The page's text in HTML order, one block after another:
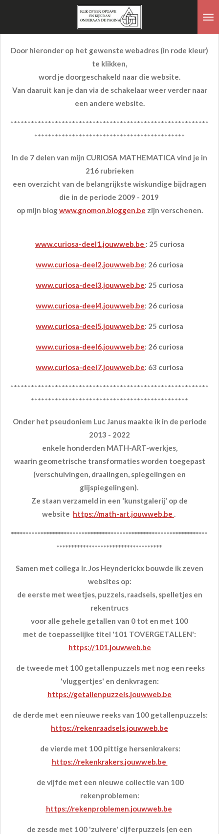
deDoor hieronder op het gewenste webadres (in rode kleur)
te klikken,
word je doorgeschakeld naar die website.
Van daaruit kan je dan via de schakelaar weer verder naar
een andere website.
**********************************************************
********************************************
In de 7 delen van mijn CURIOSA MATHEMATICA vind je in
216 rubrieken
een overzicht van de belangrijkste wiskundige bijdragen
die in de periode 2009 - 2019
op mijn blogwww.gnomon.bloggen.be zijn verschenen.
www.curiosa-deel1.jouwweb.be : 25 curiosa
www.curiosa-deel2.jouwweb.be: 26 curiosa
www.curiosa-deel3.jouwweb.be: 25 curiosa
www.curiosa-deel4.jouwweb.be: 26 curiosa
www.curiosa-deel5.jouwweb.be: 25 curiosa
www.curiosa-deel6.jouwweb.be: 26 curiosa
www.curiosa-deel7.jouwweb.be: 63 curiosa
**********************************************************
**********************************************
Onder het pseudoniem Luc Janus maakte ik in de periode
2013 - 2022
enkele honderden MATH-ART-werkjes,
waarin geometrische transformaties worden toegepast
(verschuivingen, draaiingen, spiegelingen en
glijspiegelingen).
Ze staan verzameld in een 'kunstgalerij' op de
website https://math-art.jouwweb.be .
*******************************************************************
************************************
Samen met collega Ir. Jos Heynderickx bouwde ik zeven
websites op:
de eerste met weetjes, puzzels, raadsels, spelletjes en
rekentrucs
voor alle gehele getallen van 0 tot en met 100
met de toepasselijke titel '101 TOVERGETALLEN':
https://101.jouwweb.be
de tweede met 100 getallenpuzzels met nog een reeks
'vluggertjes' en denkvragen:
https://getallenpuzzels.jouwweb.be
de derde met een nieuwe reeks van 100 getallenpuzzels:
https://rekenraadsels.jouwweb.be
de vierde met 100 pittige hersenkrakers:
https://rekenkrakers.jouwweb.be
de vijfde met een nieuwe collectie van 100
rekenproblemen:
https://rekenproblemen.jouwweb.be
de zesde met 100 'zuivere' cijferpuzzels (en een